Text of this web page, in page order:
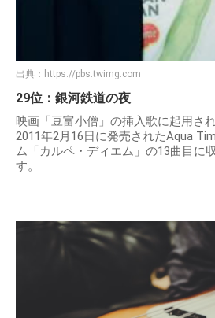
出典： https://pbs.twimg.com
29位：銀河鉄道の夜
映画「豆富小僧」の挿入歌に起用さ
2011年2月16日に発売されたAqua
ム「カルペ・ディエム」の13曲目に
す。